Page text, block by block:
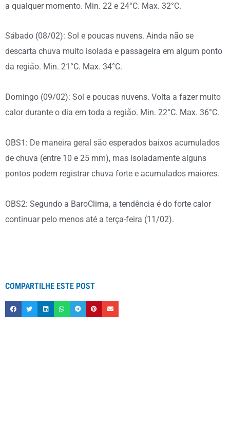
a qualquer momento. Min. 22 e 24°C. Max. 32°C.
Sábado (08/02): Sol e poucas nuvens. Ainda não se
descarta chuva muito isolada e passageira em algum ponto
da região. Min. 21°C. Max. 34°C.
Domingo (09/02): Sol e poucas nuvens. Volta a fazer muito
calor durante o dia em toda a região. Min. 22°C. Max. 36°C.
OBS1: De maneira geral são esperados baixos acumulados
de chuva (entre 10 e 25 mm), mas isoladamente alguns
pontos podem registrar chuva forte e acumulados maiores.
OBS2: Segundo a BaroClima, a tendência é do forte calor
continuar pelo menos até a terça-feira (11/02).
COMPARTILHE ESTE POST